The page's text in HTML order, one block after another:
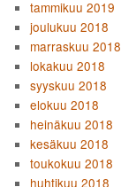
tammikuu 2019
joulukuu 2018
marraskuu 2018
lokakuu 2018
syyskuu 2018
elokuu 2018
heinäkuu 2018
kesäkuu 2018
toukokuu 2018
huhtikuu 2018